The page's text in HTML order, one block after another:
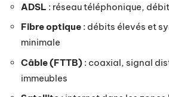
ADSL : réseau téléphonique,
Fibre optique : débits élevés et
minimale
Câble (FTTB) : coaxial, signal
immeubles